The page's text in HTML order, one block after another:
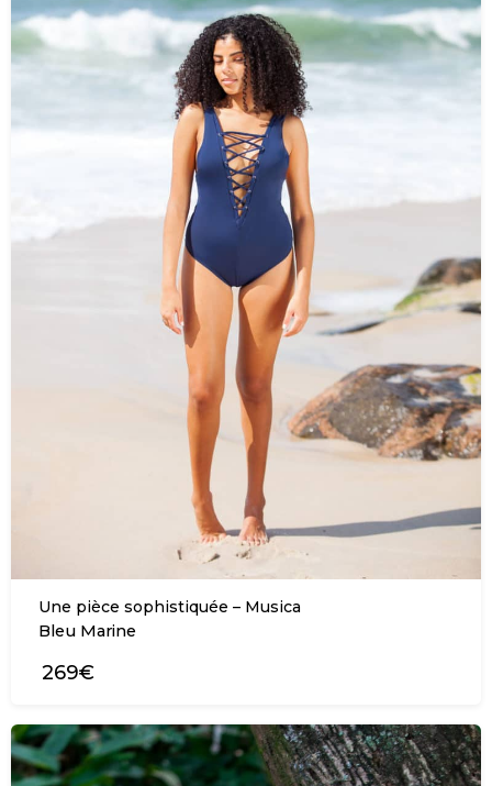
Une pièce sophistiquée – Musica
Bleu Marine
269€